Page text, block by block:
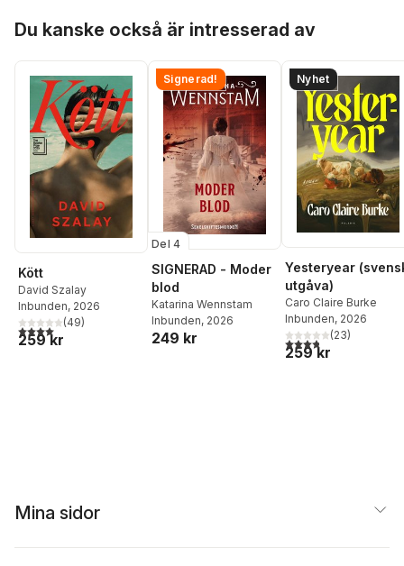
Du kanske också är intresserad av
Kött
David Szalay
Inbunden, 2026
4,0utav 5 stjärnor. Totalt antal röster:
(49)
259 kr
Signerad!
Del 4
SIGNERAD - Moder
blod
Katarina Wennstam
Inbunden, 2026
249 kr
Nyhet
Yesteryear
utgåva)
Caro Claire Burke
Inbunden, 2026
3,8utav 5 stjärnor.
(23)
259 kr
Mina sidor